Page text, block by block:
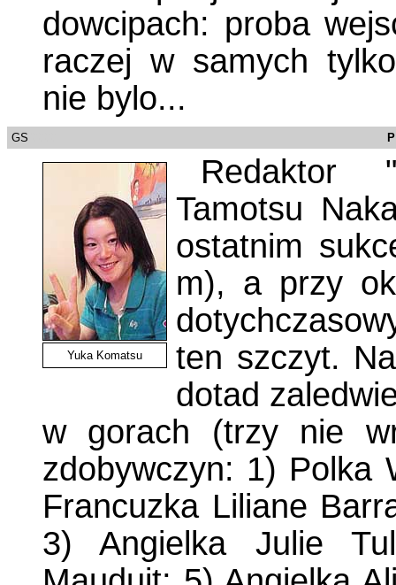
dowcipach: proba
raczej w samych
nie bylo...
GS
Yuka Komatsu
Redaktor
Tamotsu
ostatnim
m), a przy
ten szczyt.
dotad
w gorach (trzy nie
zdobywczyn: 1) Polka
Francuzka Liliane
3) Angielka Julie